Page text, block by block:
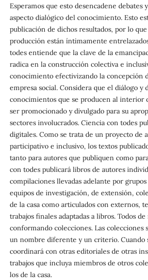
Esperamos que esto desencadene debates
aspecto dialógico del conocimiento. Esto
publicación de dichos resultados, por lo
producción están íntimamente
todes entiende que la clave de la
radica en la construcción colectiva e
conocimiento efectivizando la concepción
empresa social. Considera que el diálogo y
conocimientos que se producen al interior
ser promocionado y divulgado para su
sectores involucrados. Ciencia con todes
digitales. Como se trata de un proyecto de
participativo e inclusivo, los textos
tanto para autores que publiquen como
con todes publicará libros de autores
compilaciones llevadas adelante por
equipos de investigación, de extensión,
de la casa como articulados con externos,
trabajos finales adaptadas a libros. Todos
conformando colecciones. Las colecciones
un nombre diferente y un criterio. Cuando
coordinará con otras editoriales de otras
trabajos que incluya miembros de otros
los de la casa.